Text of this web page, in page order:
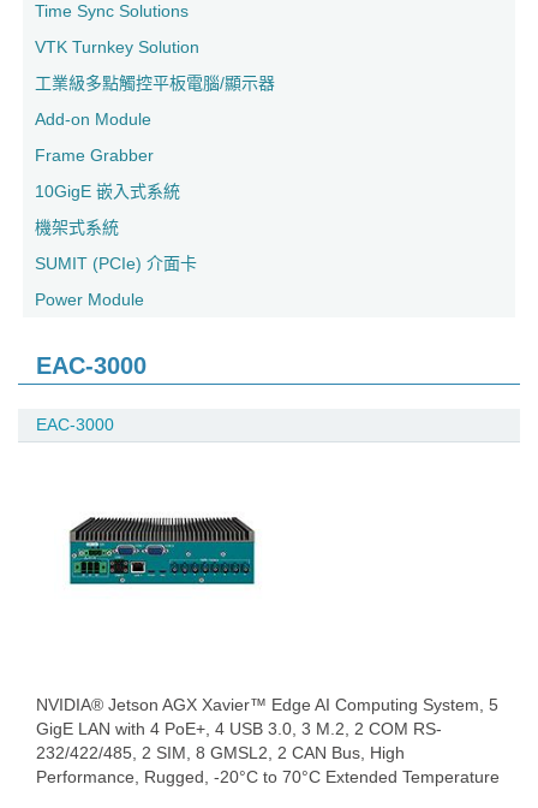
Time Sync Solutions
VTK Turnkey Solution
工業級多點觸控平板電腦/顯示器
Add-on Module
Frame Grabber
10GigE 嵌入式系統
機架式系統
SUMIT (PCIe) 介面卡
Power Module
EAC-3000
EAC-3000
NVIDIA® Jetson AGX Xavier™ Edge AI Computing System, 5
GigE LAN with 4 PoE+, 4 USB 3.0, 3 M.2, 2 COM RS-
232/422/485, 2 SIM, 8 GMSL2, 2 CAN Bus, High
Performance, Rugged, -20°C to 70°C Extended Temperature